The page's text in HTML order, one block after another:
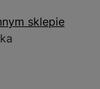
sklepie